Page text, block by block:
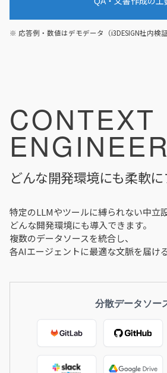
※ 応答例・数値はデモデータ（i3DESIGN社内検
CONTEXT
どんな開発環境にも柔軟
特定のLLMやツールに縛られない中立
どんな開発環境にも導入できます。
複数のデータソースを統合し、
各AIエージェントに最適な文脈を届ける
分散データソー